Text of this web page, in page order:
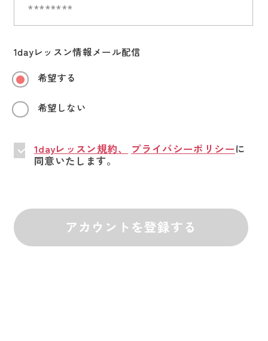
********
1dayレッスン情報メール配信
希望する
希望しない
1dayレッスン規約、 プライバシーポリシーに
同意いたします。
アカウントを登録する